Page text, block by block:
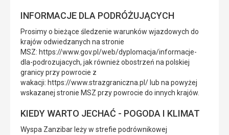
INFORMACJE DLA PODRÓŻUJĄCYCH
Prosimy o bieżące śledzenie warunków wjazdowych do
krajów odwiedzanych na stronie
MSZ: https://www.gov.pl/web/dyplomacja/informacje-
dla-podrozujacych, jak również obostrzeń na polskiej
granicy przy powrocie z
wakacji: https://www.strazgraniczna.pl/ lub na powyżej
wskazanej stronie MSZ przy powrocie do innych krajów.
KIEDY WARTO JECHAĆ - POGODA I KLIMAT
Wyspa Zanzibar leży w strefie podrównikowej